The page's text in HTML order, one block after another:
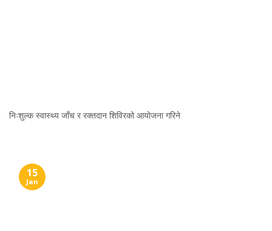
निःशुल्क स्वास्थ्य जाँच र रक्तदान शिविरको आयोजना गरिने
15
Jan